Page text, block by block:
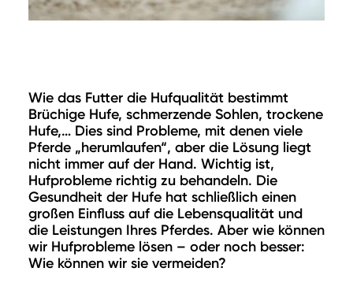
Wie das Futter die Hufqualität bestimmt
Brüchige Hufe, schmerzende Sohlen, trockene
Hufe,… Dies sind Probleme, mit denen viele
Pferde „herumlaufen“, aber die Lösung liegt
nicht immer auf der Hand. Wichtig ist,
Hufprobleme richtig zu behandeln. Die
Gesundheit der Hufe hat schließlich einen
großen Einfluss auf die Lebensqualität und
die Leistungen Ihres Pferdes. Aber wie können
wir Hufprobleme lösen – oder noch besser:
Wie können wir sie vermeiden?